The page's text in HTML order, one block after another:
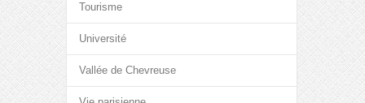
Tourisme
Université
Vallée de Chevreuse